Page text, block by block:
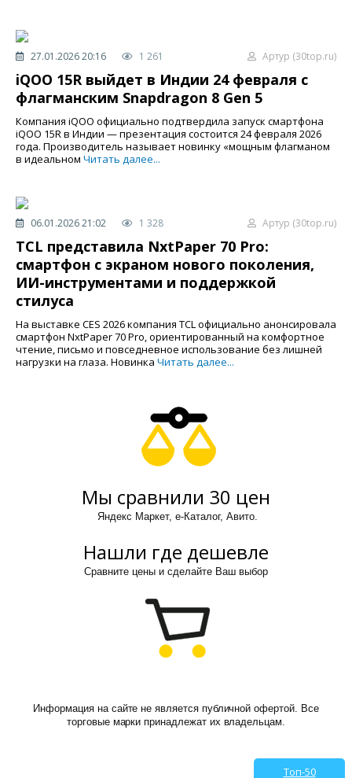
27.01.2026 20:16 1 261 Артур (30top.ru)
iQOO 15R выйдет в Индии 24 февраля с
флагманским Snapdragon 8 Gen 5
Компания iQOO официально подтвердила запуск смартфона
iQOO 15R в Индии — презентация состоится 24 февраля 2026
года. Производитель называет новинку «мощным флагманом
в идеальном Читать далее...
06.01.2026 21:02 1 328 Артур (30top.ru)
TCL представила NxtPaper 70 Pro:
смартфон с экраном нового поколения,
ИИ-инструментами и поддержкой
стилуса
На выставке CES 2026 компания TCL официально анонсировала
смартфон NxtPaper 70 Pro, ориентированный на комфортное
чтение, письмо и повседневное использование без лишней
нагрузки на глаза. Новинка Читать далее...
Мы сравнили 30 цен
Яндекс Маркет, е-Каталог, Авито.
Нашли где дешевле
Сравните цены и сделайте Ваш выбор
Информация на сайте не является публичной офертой. Все
торговые марки принадлежат их владельцам.
Топ-50